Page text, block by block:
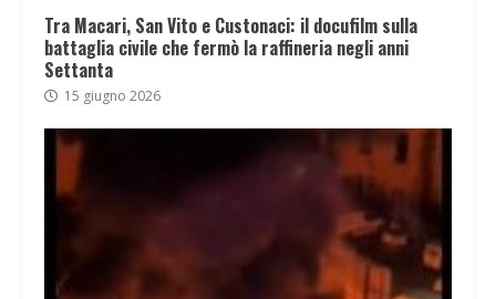
Tra Macari, San Vito e Custonaci: il docufilm sulla
battaglia civile che fermò la raffineria negli anni
Settanta
15 giugno 2026